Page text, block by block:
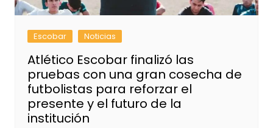
Escobar Noticias
Atlético Escobar finalizó las
pruebas con una gran cosecha de
futbolistas para reforzar el
presente y el futuro de la
institución